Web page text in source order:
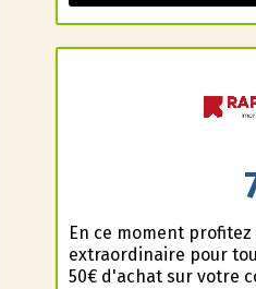
En ce moment
extraordinaire pour
50€ d'achat sur votre